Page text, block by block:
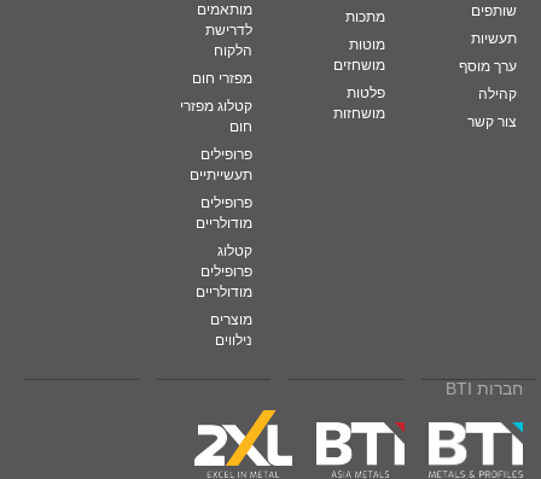
שותפים
תעשיות
ערך מוסף
קהילה
צור קשר
מתכות
מוטות
מושחזים
פלטות
מושחזות
מותאמים
לדרישת
הלקוח
מפזרי חום
קטלוג מפזרי
חום
פרופילים
תעשייתיים
פרופילים
מודולריים
קטלוג
פרופילים
מודולריים
מוצרים
נילווים
חברות BTI